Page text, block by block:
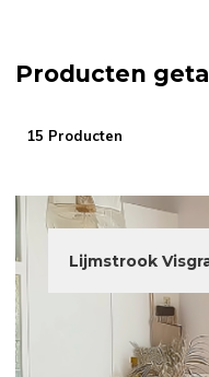
Producten
15 Producten
Lijmstrook